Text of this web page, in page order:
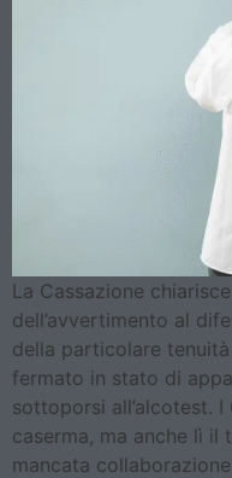
La Cassazione
dell’avvertimento al
della particolare
fermato in stato di
sottoporsi all’alcotest.
caserma, ma anche lì il
mancata